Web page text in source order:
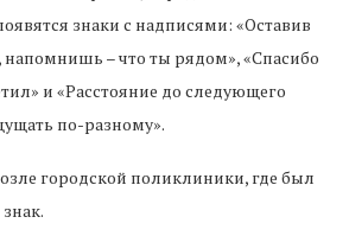
знаки с надписями: «Оставив
напомнишь – что ты рядом», «Спасибо
и «Расстояние до следующего
по-разному».
городской поликлиники, где был